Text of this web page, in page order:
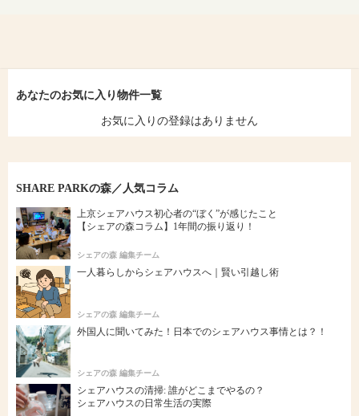
あなたのお気に入り物件一覧
お気に入りの登録はありません
SHARE PARKの森／人気コラム
上京シェアハウス初心者の“ぼく”が感じたこと
【シェアの森コラム】1年間の振り返り！
シェアの森 編集チーム
一人暮らしからシェアハウスへ｜賢い引越し術
シェアの森 編集チーム
外国人に聞いてみた！日本でのシェアハウス事情とは？！
シェアの森 編集チーム
シェアハウスの清掃: 誰がどこまでやるの？
シェアハウスの日常生活の実際